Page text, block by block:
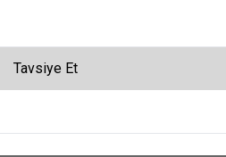
Tavsiye Et